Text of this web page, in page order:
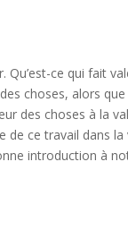
ce qui fait
choses, alors
des choses à la
ce travail dans la
introduction à